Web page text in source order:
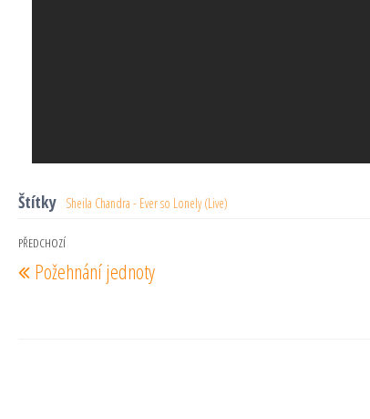
Štítky Sheila Chandra - Ever so Lonely (Live)
Navigace
pro
Předchozí
příspěvek
PŘEDCHOZÍ
Požehnání jednoty